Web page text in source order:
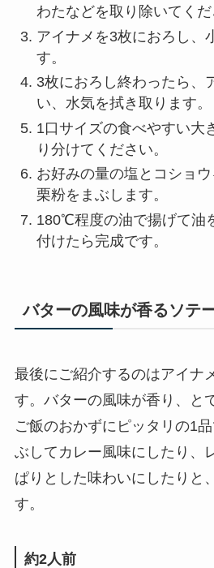
わたなどを取り除いてくだ
アイナメを3枚におろし、
す。
3枚におろし終わったら、
い、水気を拭き取ります。
1口サイズの食べやすい大
り分けてください。
お好みの量の塩とコショ
栗粉をまぶします。
180℃程度の油で揚げて油
付けたら完成です。
バターの風味が香るソテ
最後にご紹介するのはアイナ
す。バターの風味が香り、と
ご飯のおかずにピッタリの1
ぶしてカレー風味にしたり、
ぱりとした味わいにしたりと
す。
約2人前